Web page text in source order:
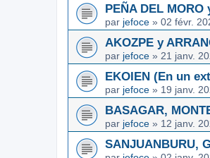
PEÑA DEL
par jefoce » 02 févr.
AKOZPE y
par jefoce » 21 janv.
EKOIEN (En un
par jefoce » 19 janv.
BASAGAR,
par jefoce » 12 janv.
SANJUANBURU,